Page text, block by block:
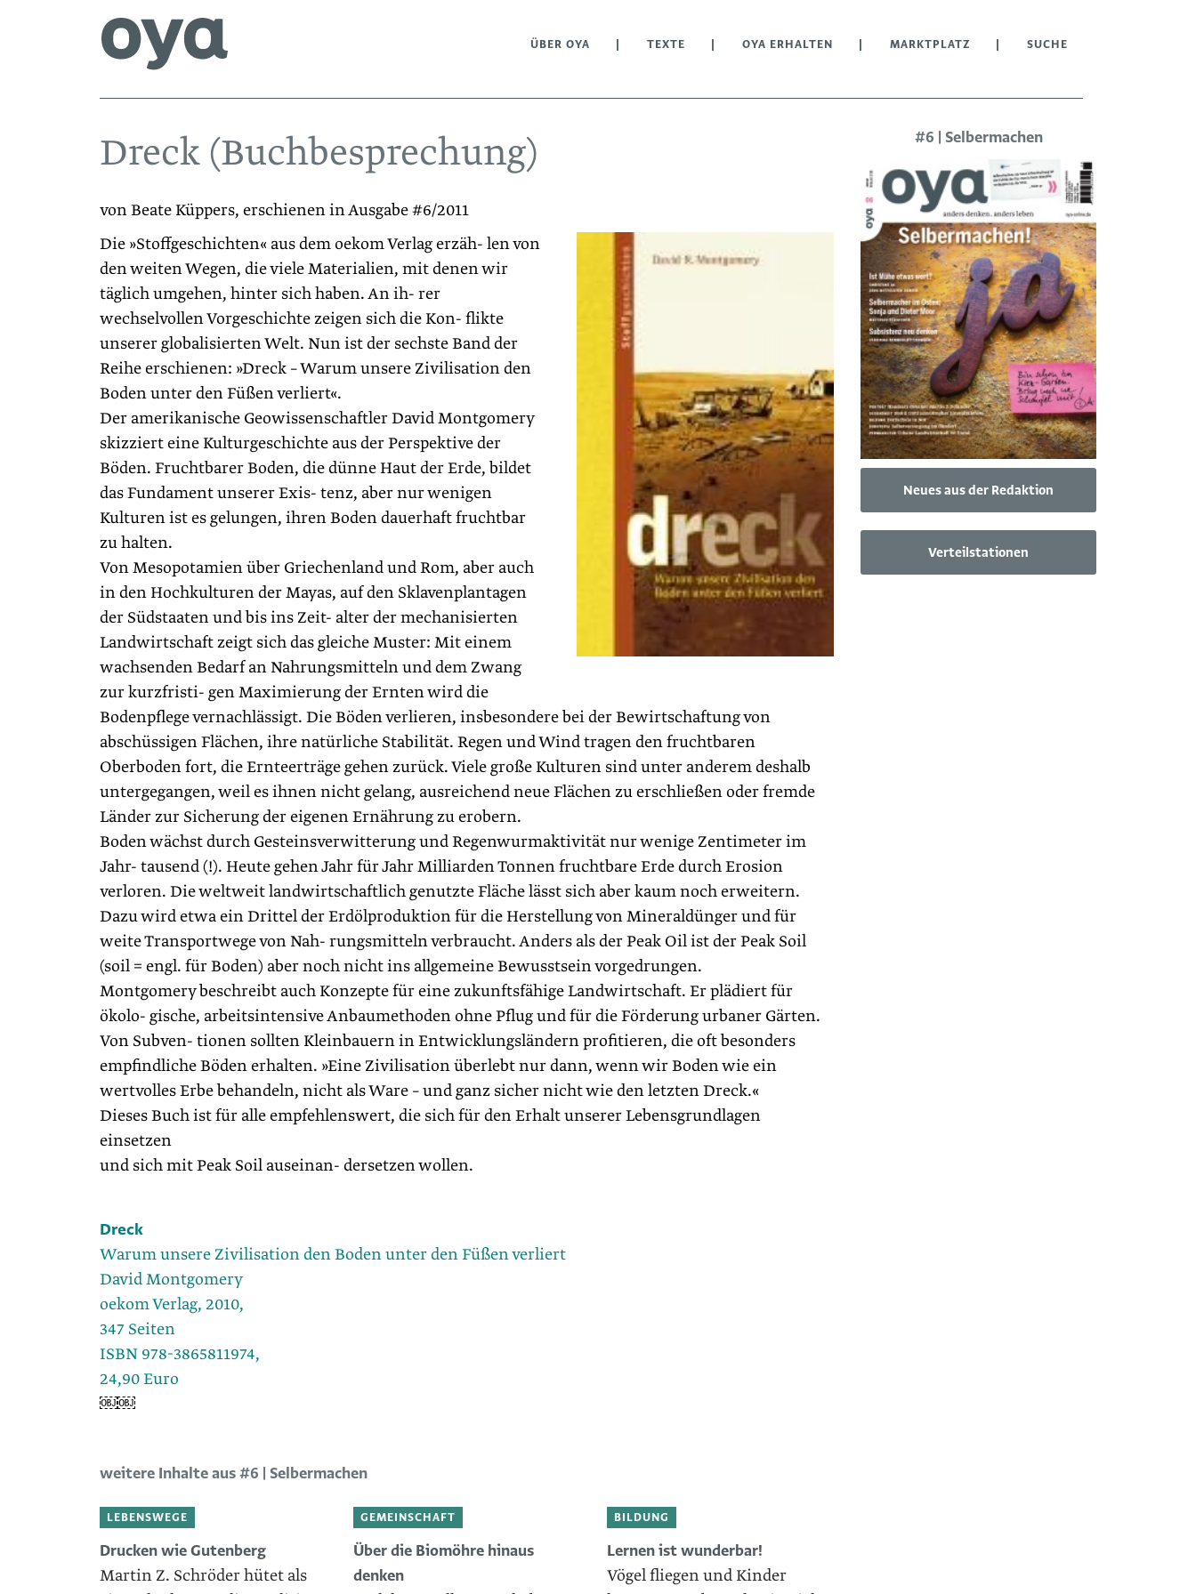
ÜBER OYA TEXTE OYA ERHALTEN MARKTPLATZ SUCHE
Dreck (Buchbesprechung)
von Beate Küppers, erschienen in Ausgabe #6/2011
Die »Stoffgeschichten« aus dem oekom Verlag erzäh- len von
den weiten Wegen, die viele Materialien, mit denen wir
täglich umgehen, hinter sich haben. An ih- rer
wechselvollen Vorgeschichte zeigen sich die Kon- flikte
unserer globalisierten Welt. Nun ist der sechste Band der
Reihe erschienen: »Dreck – Warum unsere Zivilisation den
Boden unter den Füßen verliert«.
Der amerikanische Geowissenschaftler David Montgomery
skizziert eine Kulturgeschichte aus der Perspektive der
Böden. Fruchtbarer Boden, die dünne Haut der Erde, bildet
das Fundament unserer Exis- tenz, aber nur wenigen
Kulturen ist es gelungen, ihren Boden dauerhaft fruchtbar
zu halten.
Von Mesopotamien über Griechenland und Rom, aber auch
in den Hochkulturen der Mayas, auf den Sklavenplantagen
der Südstaaten und bis ins Zeit- alter der mechanisierten
Landwirtschaft zeigt sich das gleiche Muster: Mit einem
wachsenden Bedarf an Nahrungsmitteln und dem Zwang
zur kurzfristi- gen Maximierung der Ernten wird die
Bodenpflege vernachlässigt. Die Böden verlieren, insbesondere bei der Bewirtschaftung von
abschüssigen Flächen, ihre natürliche Stabilität. Regen und Wind tragen den fruchtbaren
Oberboden fort, die Ernteerträge gehen zurück. Viele große Kulturen sind unter anderem deshalb
untergegangen, weil es ihnen nicht gelang, ausreichend neue Flächen zu erschließen oder fremde
Länder zur Sicherung der eigenen Ernährung zu erobern.
Boden wächst durch Gesteinsverwitterung und Regenwurmaktivität nur wenige Zentimeter im
Jahr- tausend (!). Heute gehen Jahr für Jahr Milliarden Tonnen fruchtbare Erde durch Erosion
verloren. Die weltweit landwirtschaftlich genutzte Fläche lässt sich aber kaum noch erweitern.
Dazu wird etwa ein Drittel der Erdölproduktion für die Herstellung von Mineraldünger und für
weite Transportwege von Nah- rungsmitteln verbraucht. Anders als der Peak Oil ist der Peak Soil
(soil = engl. für Boden) aber noch nicht ins allgemeine Bewusstsein vorgedrungen.
Montgomery beschreibt auch Konzepte für eine zukunftsfähige Landwirtschaft. Er plädiert für
ökolo- gische, arbeitsintensive Anbaumethoden ohne Pflug und für die Förderung urbaner Gärten.
Von Subven- tionen sollten Kleinbauern in Entwicklungsländern profitieren, die oft besonders
empfindliche Böden erhalten. »Eine Zivilisation überlebt nur dann, wenn wir Boden wie ein
wertvolles Erbe behandeln, nicht als Ware – und ganz sicher nicht wie den letzten Dreck.«
Dieses Buch ist für alle empfehlenswert, die sich für den Erhalt unserer Lebensgrundlagen
einsetzen
und sich mit Peak Soil auseinan- dersetzen wollen.
Dreck
Warum unsere Zivilisation den Boden unter den Füßen verliert
David Montgomery
oekom Verlag, 2010,
347 Seiten
ISBN 978-3865811974,
24,90 Euro
￼￼
weitere Inhalte aus #6 | Selbermachen
LEBENSWEGE
Drucken wie Gutenberg
Martin Z. Schröder hütet als
GEMEINSCHAFT
Über die Biomöhre hinaus
denken
BILDUNG
Lernen ist wunderbar!
Vögel fliegen und Kinder
#6 | Selbermachen
Neues aus der Redaktion
Verteilstationen